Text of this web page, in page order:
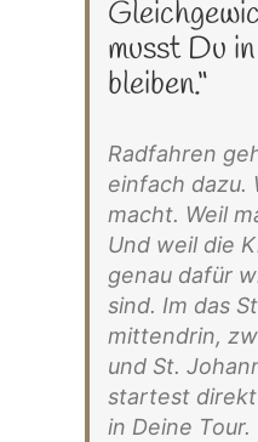
musst Du
bleiben.“
Radfahren
einfach dazu.
macht. Weil
Und weil die
genau dafür
sind. Im das
mittendrin,
und St.
startest
in Deine